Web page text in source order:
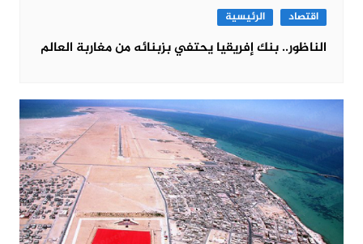
اقتصاد الرئيسية
الناظور.. بنك إفريقيا يحتفي بزبنائه من مغاربة العالم